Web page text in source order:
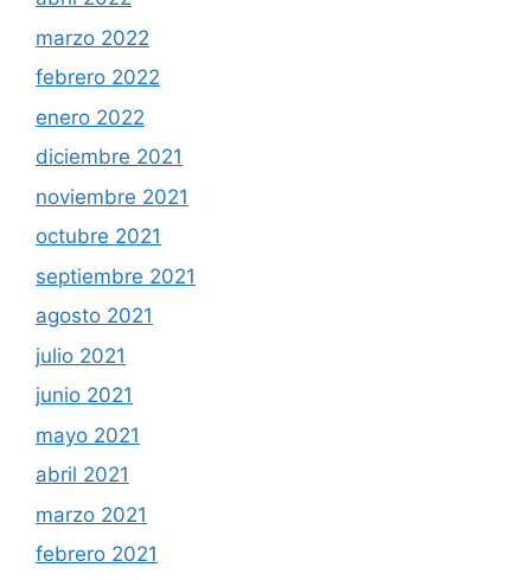
marzo 2022
febrero 2022
enero 2022
diciembre 2021
noviembre 2021
octubre 2021
septiembre 2021
agosto 2021
julio 2021
junio 2021
mayo 2021
abril 2021
marzo 2021
febrero 2021